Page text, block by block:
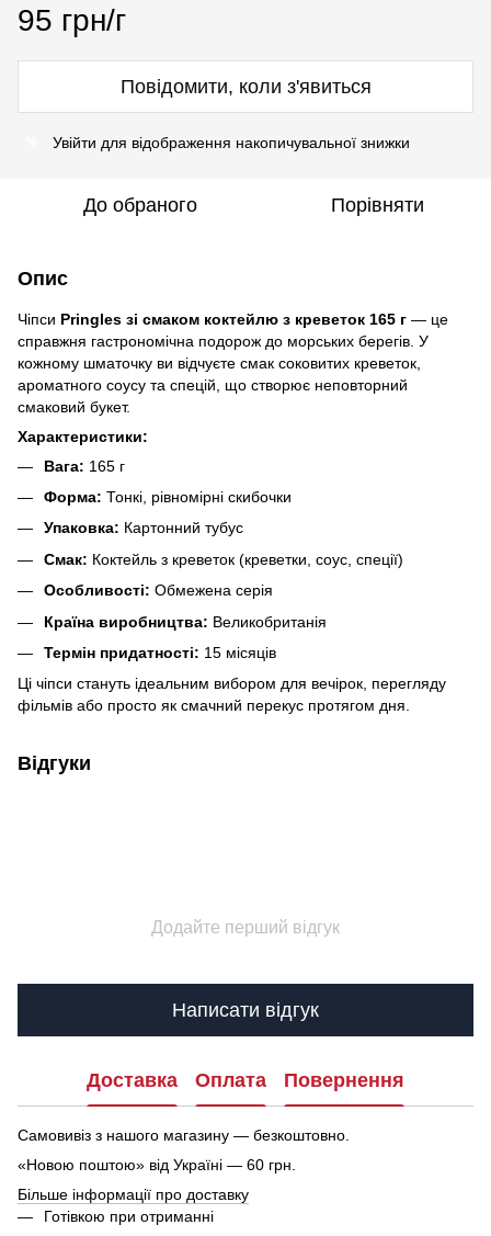
95 грн/г
Повідомити, коли з'явиться
Увійти для відображення накопичувальної знижки
До обраного Порівняти
Опис
Чіпси Pringles зі смаком коктейлю з креветок 165 г — це
справжня гастрономічна подорож до морських берегів. У
кожному шматочку ви відчуєте смак соковитих креветок,
ароматного соусу та спецій, що створює неповторний
смаковий букет.
Характеристики:
Вага: 165 г
Форма: Тонкі, рівномірні скибочки
Упаковка: Картонний тубус
Смак: Коктейль з креветок (креветки, соус, спеції)
Особливості: Обмежена серія
Країна виробництва: Великобританія
Термін придатності: 15 місяців
Ці чіпси стануть ідеальним вибором для вечірок, перегляду
фільмів або просто як смачний перекус протягом дня.
Відгуки
Додайте перший відгук
Написати відгук
Доставка Оплата Повернення
Самовивіз з нашого магазину — безкоштовно.
«Новою поштою» від Україні — 60 грн.
Більше інформації про доставку
Готівкою при отриманні